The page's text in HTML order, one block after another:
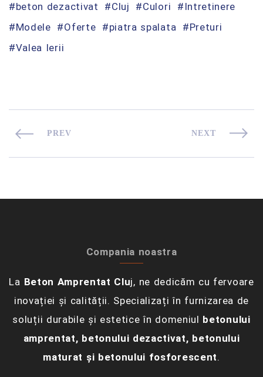
beton dezactivat
Cluj Culori
Intretinere
Modele
Oferte piatra spalata
Preturi
Valea Ierii
PREV NEXT
Compania noastra
La Beton Amprentat Cluj, ne dedicăm cu fervoare
inovației și calității. Specializați în furnizarea de
soluții durabile și estetice în domeniul betonului
amprentat, betonului dezactivat, betonului
maturat și betonului fosforescent.